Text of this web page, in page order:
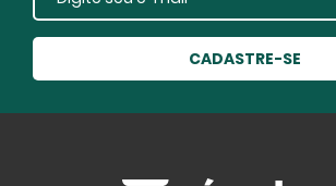
CADASTRE-SE